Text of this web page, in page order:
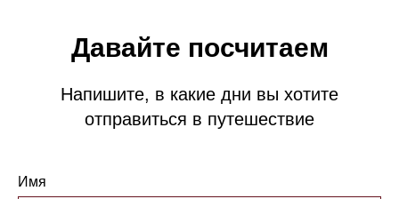
Давайте посчитаем
Напишите, в какие дни вы хотите
отправиться в путешествие
Имя